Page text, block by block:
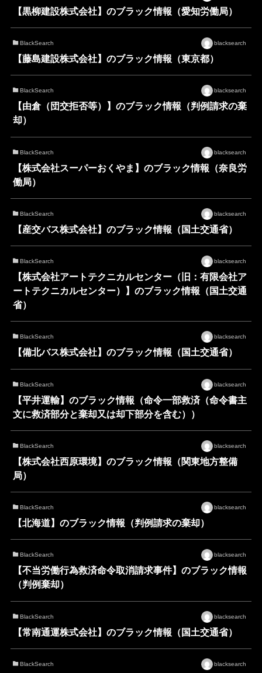
【黒柳建設株式会社】のブラック情報（愛知労働局）
BlackSearch blacksearch
【藤島建設株式会社】のブラック情報（東京都）
BlackSearch blacksearch
【由倉（団交拒否等）】のブラック情報（判例請求の棄
却）
BlackSearch blacksearch
【株式会社スーパーおくやま】のブラック情報（奈良労
働局）
BlackSearch blacksearch
【産交バス株式会社】のブラック情報（国土交通省）
BlackSearch blacksearch
【株式会社アートテクニカルセンター（旧：有限会社ア
ートテクニカルセンター）】のブラック情報（国土交通
省）
BlackSearch blacksearch
【備北バス株式会社】のブラック情報（国土交通省）
BlackSearch blacksearch
【平井運輸】のブラック情報（命令一部救済（命令書主
文に救済部分と棄却又は却下部分を含む））
BlackSearch blacksearch
【株式会社西原環境】のブラック情報（関東地方整備
局）
BlackSearch blacksearch
【北海道】のブラック情報（判例請求の棄却）
BlackSearch blacksearch
【不当労働行為救済命令取消請求事件】のブラック情報
（判例棄却）
BlackSearch blacksearch
【常南通運株式会社】のブラック情報（国土交通省）
BlackSearch blacksearch